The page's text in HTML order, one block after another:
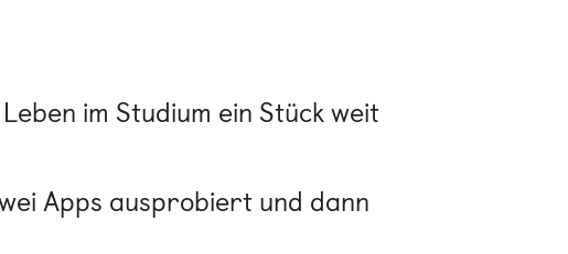
im Studium ein Stück weit
Apps ausprobiert und dann